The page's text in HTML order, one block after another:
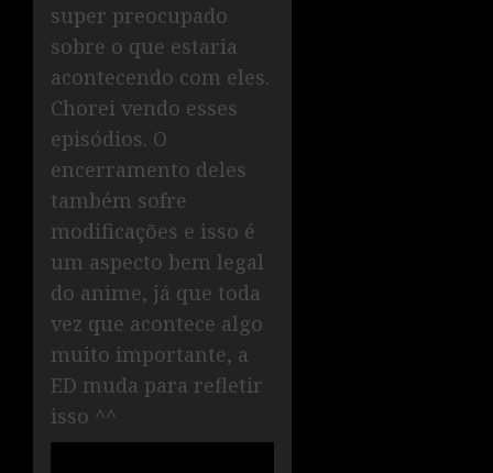
super preocupado
sobre o que estaria
acontecendo com eles.
Chorei vendo esses
episódios. O
encerramento deles
também sofre
modificações e isso é
um aspecto bem legal
do anime, já que toda
vez que acontece algo
muito importante, a
ED muda para refletir
isso ^^